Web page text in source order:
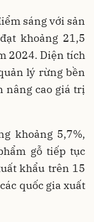
sáng với sản
khoảng 21,5
2024. Diện tích
lý rừng bền
nâng cao giá trị
khoảng 5,7%,
gỗ tiếp tục
khẩu trên 15
quốc gia xuất